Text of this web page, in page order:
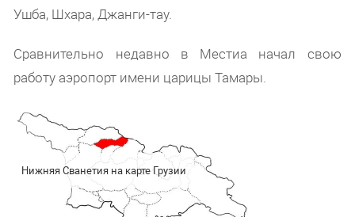
Ушба, Шхара, Джанги-тау.
Сравнительно недавно в Местиа начал свою
работу аэропорт имени царицы Тамары.
Нижняя Сванетия на карте Грузии